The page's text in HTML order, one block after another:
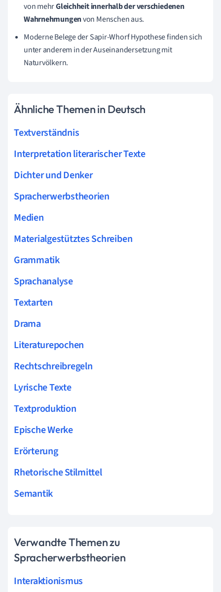
von mehrGleichheit innerhalb der verschiedenen
Wahrnehmungenvon Menschen aus.
Moderne Belege der Sapir-Whorf Hypothese finden sich
unter anderem in der Auseinandersetzung mit
Naturvölkern.
Ähnliche Themen in Deutsch
Textverständnis
Interpretation literarischer Texte
Dichter und Denker
Spracherwerbstheorien
Medien
Materialgestütztes Schreiben
Grammatik
Sprachanalyse
Textarten
Drama
Literaturepochen
Rechtschreibregeln
Lyrische Texte
Textproduktion
Epische Werke
Erörterung
Rhetorische Stilmittel
Semantik
Verwandte Themen zu
Spracherwerbstheorien
Interaktionismus